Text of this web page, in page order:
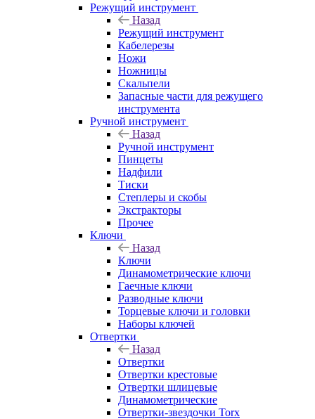
Режущий инструмент
Назад
Режущий инструмент
Кабелерезы
Ножи
Ножницы
Скальпели
Запасные части для режущего
инструмента
Ручной инструмент
Назад
Ручной инструмент
Пинцеты
Надфили
Тиски
Степлеры и скобы
Экстракторы
Прочее
Ключи
Назад
Ключи
Динамометрические ключи
Гаечные ключи
Разводные ключи
Торцевые ключи и головки
Наборы ключей
Отвертки
Назад
Отвертки
Отвертки крестовые
Отвертки шлицевые
Динамометрические
Отвертки-звездочки Torx